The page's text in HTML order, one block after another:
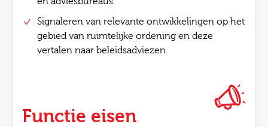
Signaleren van relevante ontwikkelingen op het
gebied van ruimtelijke ordening en deze
vertalen naar beleidsadviezen.
Functie eisen